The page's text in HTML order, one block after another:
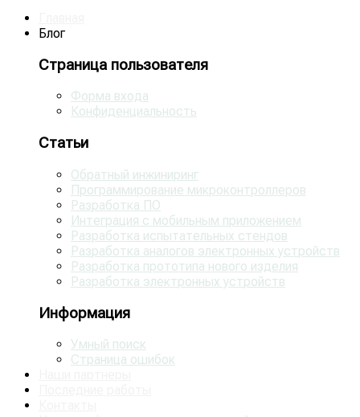
Блог
Страница пользователя
Форма входа
Конфиденциальность
Статьи
Обратный инжиниринг
Программирование микроконтроллеров
Разработка ПО
Интеграция с мобильным приложением
Разработка испытательных стендов
Разработка аналогов электронных устройств
Разработка прототипа нового изделия
Разработка электронных устройств
Информация
Умный поиск
Страница ошибок